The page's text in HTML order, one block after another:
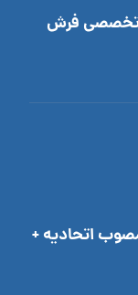
تخصصی فرش
اتحادیه +